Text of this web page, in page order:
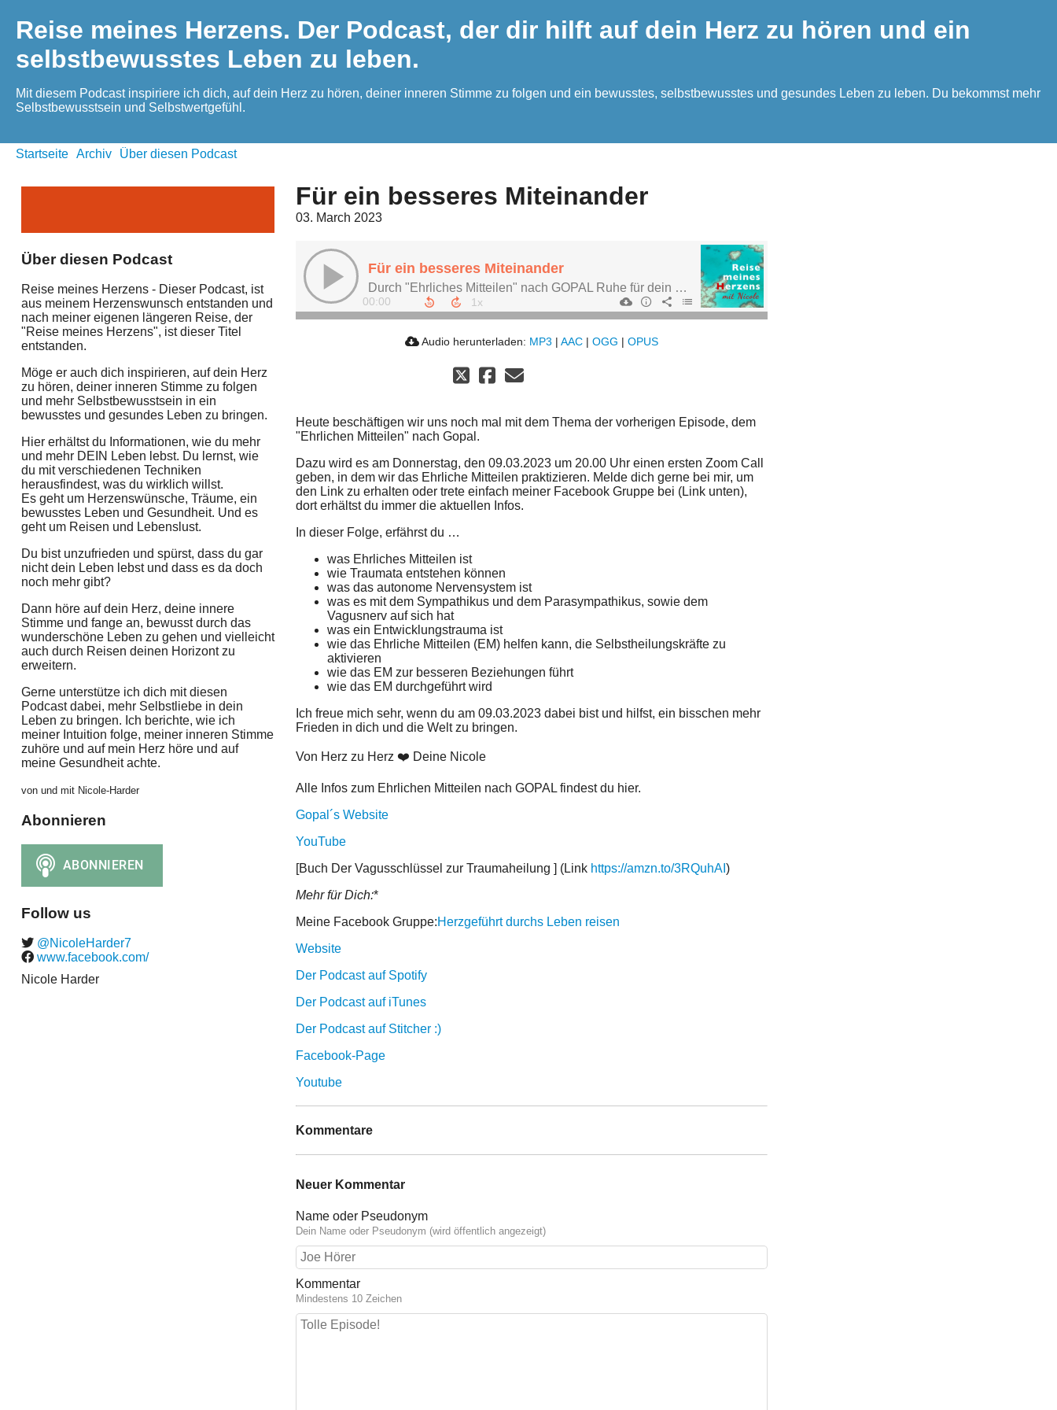
Reise meines Herzens. Der Podcast, der dir hilft auf dein Herz zu hören und ein
selbstbewusstes Leben zu leben.
Mit diesem Podcast inspiriere ich dich, auf dein Herz zu hören, deiner inneren Stimme zu folgen und ein bewusstes, selbstbewusstes und gesundes Leben zu leben. Du bekommst mehr
Selbstbewusstsein und Selbstwertgefühl.
Startseite Archiv Über diesen Podcast
Über diesen Podcast
Reise meines Herzens - Dieser Podcast, ist
aus meinem Herzenswunsch entstanden und
nach meiner eigenen längeren Reise, der
"Reise meines Herzens", ist dieser Titel
entstanden.
Möge er auch dich inspirieren, auf dein Herz
zu hören, deiner inneren Stimme zu folgen
und mehr Selbstbewusstsein in ein
bewusstes und gesundes Leben zu bringen.
Hier erhältst du Informationen, wie du mehr
und mehr DEIN Leben lebst. Du lernst, wie
du mit verschiedenen Techniken
herausfindest, was du wirklich willst.
Es geht um Herzenswünsche, Träume, ein
bewusstes Leben und Gesundheit. Und es
geht um Reisen und Lebenslust.
Du bist unzufrieden und spürst, dass du gar
nicht dein Leben lebst und dass es da doch
noch mehr gibt?
Dann höre auf dein Herz, deine innere
Stimme und fange an, bewusst durch das
wunderschöne Leben zu gehen und vielleicht
auch durch Reisen deinen Horizont zu
erweitern.
Gerne unterstütze ich dich mit diesen
Podcast dabei, mehr Selbstliebe in dein
Leben zu bringen. Ich berichte, wie ich
meiner Intuition folge, meiner inneren Stimme
zuhöre und auf mein Herz höre und auf
meine Gesundheit achte.
von und mit Nicole-Harder
Abonnieren
Follow us
@NicoleHarder7
www.facebook.com/
Nicole Harder
Für ein besseres Miteinander
03. March 2023
Für ein besseres Miteinander
Durch "Ehrliches Mitteilen" nach GOPAL Ruhe für dein Nervensystem
00:00
Audio herunterladen: MP3 |AAC |OGG |OPUS
Heute beschäftigen wir uns noch mal mit dem Thema der vorherigen Episode, dem
"Ehrlichen Mitteilen" nach Gopal.
Dazu wird es am Donnerstag, den 09.03.2023 um 20.00 Uhr einen ersten Zoom Call
geben, in dem wir das Ehrliche Mitteilen praktizieren. Melde dich gerne bei mir, um
den Link zu erhalten oder trete einfach meiner Facebook Gruppe bei (Link unten),
dort erhältst du immer die aktuellen Infos.
In dieser Folge, erfährst du …
was Ehrliches Mitteilen ist
wie Traumata entstehen können
was das autonome Nervensystem ist
was es mit dem Sympathikus und dem Parasympathikus, sowie dem
Vagusnerv auf sich hat
was ein Entwicklungstrauma ist
wie das Ehrliche Mitteilen (EM) helfen kann, die Selbstheilungskräfte zu
aktivieren
wie das EM zur besseren Beziehungen führt
wie das EM durchgeführt wird
Ich freue mich sehr, wenn du am 09.03.2023 dabei bist und hilfst, ein bisschen mehr
Frieden in dich und die Welt zu bringen.
Von Herz zu Herz ❤️ Deine Nicole
Alle Infos zum Ehrlichen Mitteilen nach GOPAL findest du hier.
Gopal´s Website
YouTube
[Buch Der Vagusschlüssel zur Traumaheilung ] (Link https://amzn.to/3RQuhAI)
Mehr für Dich:*
Meine Facebook Gruppe:Herzgeführt durchs Leben reisen
Website
Der Podcast auf Spotify
Der Podcast auf iTunes
Der Podcast auf Stitcher :)
Facebook-Page
Youtube
Kommentare
Neuer Kommentar
Name oder Pseudonym
Dein Name oder Pseudonym (wird öffentlich angezeigt)
Kommentar
Mindestens 10 Zeichen